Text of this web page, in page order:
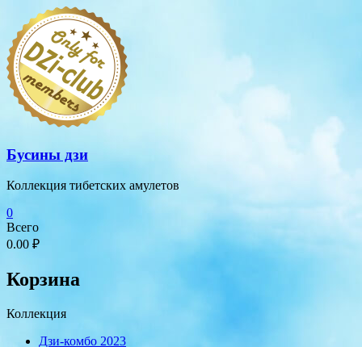
Перейти
содержимому
Бусины дзи
Коллекция тибетских амулетов
0
Всего
0.00 ₽
Корзина
Коллекция
Дзи-комбо 2023